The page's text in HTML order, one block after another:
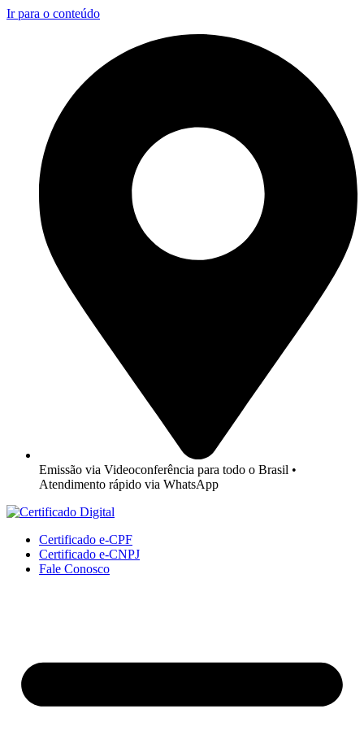
Ir para o conteúdo
Emissão via Videoconferência para todo o Brasil •
Atendimento rápido via WhatsApp
Certificado e-CPF
Certificado e-CNPJ
Fale Conosco